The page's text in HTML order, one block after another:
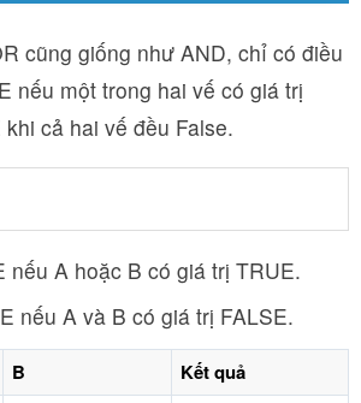
cũng giống như AND, chỉ có điều
nếu một trong hai vế có giá trị
cả hai vế đều False.
nếu A hoặc B có giá trị TRUE.
nếu A và B có giá trị FALSE.
B Kết quả